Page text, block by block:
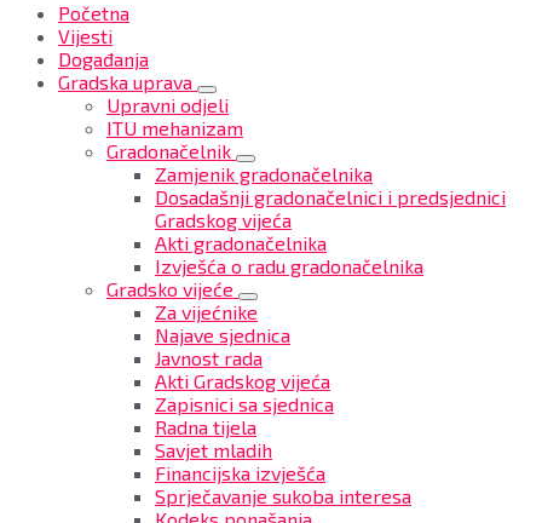
Početna
Vijesti
Događanja
Gradska uprava
Upravni odjeli
ITU mehanizam
Gradonačelnik
Zamjenik gradonačelnika
Dosadašnji gradonačelnici i predsjednici
Gradskog vijeća
Akti gradonačelnika
Izvješća o radu gradonačelnika
Gradsko vijeće
Za vijećnike
Najave sjednica
Javnost rada
Akti Gradskog vijeća
Zapisnici sa sjednica
Radna tijela
Savjet mladih
Financijska izvješća
Sprječavanje sukoba interesa